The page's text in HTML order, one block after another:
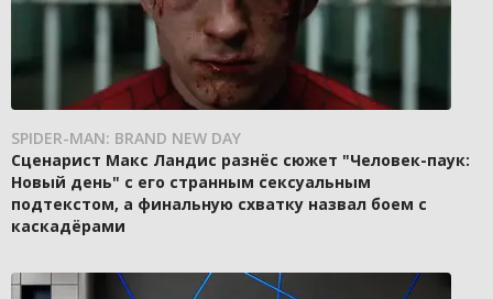
SPIDER-MAN: BRAND NEW DAY
Сценарист Макс Ландис разнёс сюжет "Человек-паук:
Новый день" с его странным сексуальным
подтекстом, а финальную схватку назвал боем с
каскадёрами